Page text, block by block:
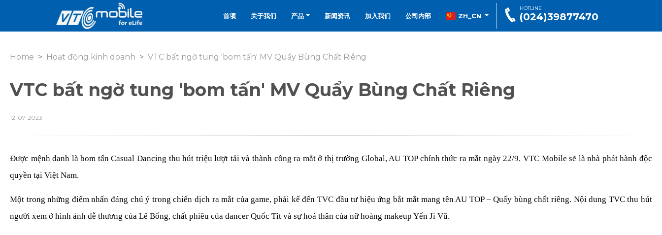
首项 关于我们 产品 新闻资讯 加入我们 公司内部 ZH_CN
HOTLINE
(024)39877470
Home Hoạt động kinh doanh VTC bất ngờ tung 'bom tấn' MV Quẩy Bùng Chất Riêng
VTC bất ngờ tung 'bom tấn' MV Quẩy Bùng Chất Riêng
12-07-2023
Được mệnh danh là bom tấn Casual Dancing thu hút triệu lượt tải và thành công ra mắt ở thị trường Global, AU TOP chính thức ra mắt ngày 22/9. VTC Mobile sẽ là nhà phát hành độc
quyền tại Việt Nam.
Một trong những điểm nhấn đáng chú ý trong chiến dịch ra mắt của game, phải kể đến TVC đầu tư hiệu ứng bắt mắt mang tên AU TOP – Quẩy bùng chất riêng. Nội dung TVC thu hút
người xem ở hình ảnh dễ thương của Lê Bống, chất phiêu của dancer Quốc Tít và sự hoá thân của nữ hoàng makeup Yến Ji Vũ.